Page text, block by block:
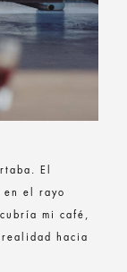
El
en el rayo
mi café,
hacia